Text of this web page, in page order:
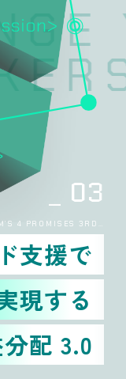
03
4 PROMISES 3RD…
支援で
現する
配 3.0